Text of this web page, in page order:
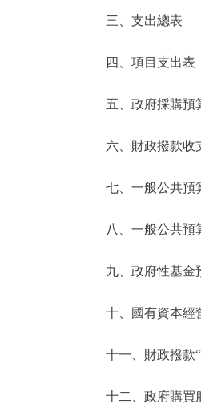
走進北京
北京概況
綠色北京
三、支出總表
四、項目支出表
五、政府採購預
六、財政撥款收
七、一般公共預
八、一般公共預
九、政府性基金
十、國有資本經
十一、財政撥款“
十二、政府購買